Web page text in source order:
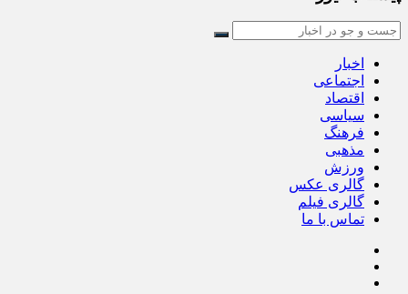
اخبار
اجتماعی
اقتصاد
سیاسی
فرهنگ
مذهبی
ورزش
گالری عکس
گالری فیلم
تماس با ما